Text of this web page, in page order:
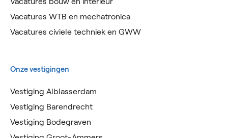
Vacatures WTB en mechatronica
Vacatures civiele techniek en GWW
Onze vestigingen
Vestiging Alblasserdam
Vestiging Barendrecht
Vestiging Bodegraven